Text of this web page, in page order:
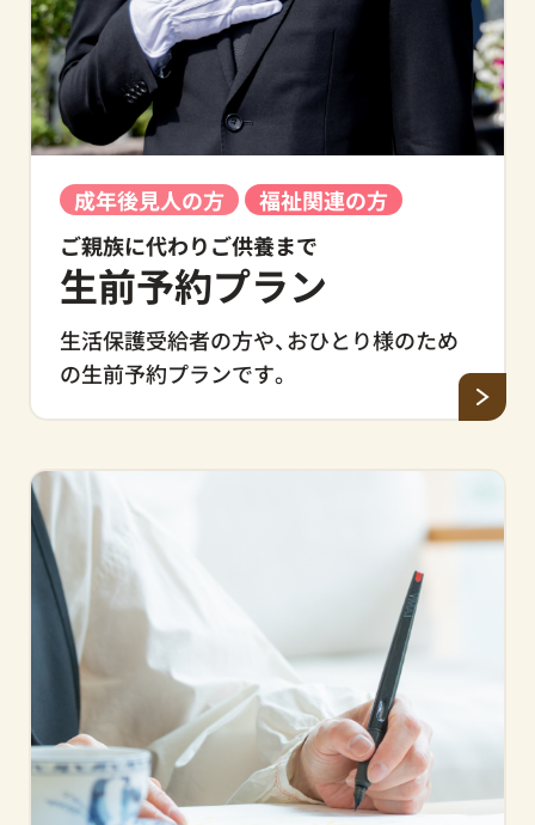
成年後見人の方
福祉関連の方
ご親族に代わりご供養まで
生前予約プラン
生活保護受給者の方や、おひとり様のため
の生前予約プランです。